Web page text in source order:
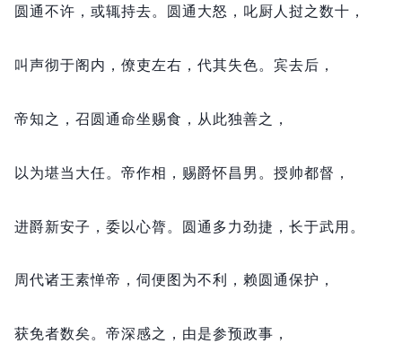
圆通不许， 或辄持去。 圆通大怒， 叱厨人挝之数十，
叫声彻于阁内， 僚吏左右， 代其失色。 宾去后，
帝知之， 召圆通命坐赐食， 从此独善之，
以为堪当大任。 帝作相， 赐爵怀昌男。 授帅都督，
进爵新安子， 委以心膂。 圆通多力劲捷， 长于武用。
周代诸王素惮帝， 伺便图为不利， 赖圆通保护，
获免者数矣。 帝深感之， 由是参预政事，